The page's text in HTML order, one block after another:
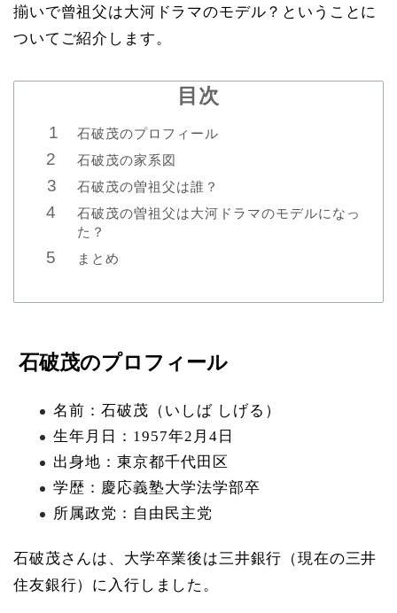
揃いで曾祖父は大河ドラマのモデル？ということに
ついてご紹介します。
目次
石破茂のプロフィール
石破茂の家系図
石破茂の曽祖父は誰？
石破茂の曽祖父は大河ドラマのモデルになっ
た？
まとめ
石破茂のプロフィール
名前：石破茂（いしば しげる）
生年月日：1957年2月4日
出身地：東京都千代田区
学歴：慶応義塾大学法学部卒
所属政党：自由民主党
石破茂さんは、大学卒業後は三井銀行（現在の三井
住友銀行）に入行しました。